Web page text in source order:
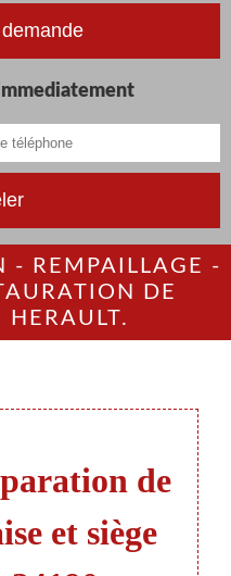
- REMPAILLAGE -
DE
HERAULT.
de
et siège